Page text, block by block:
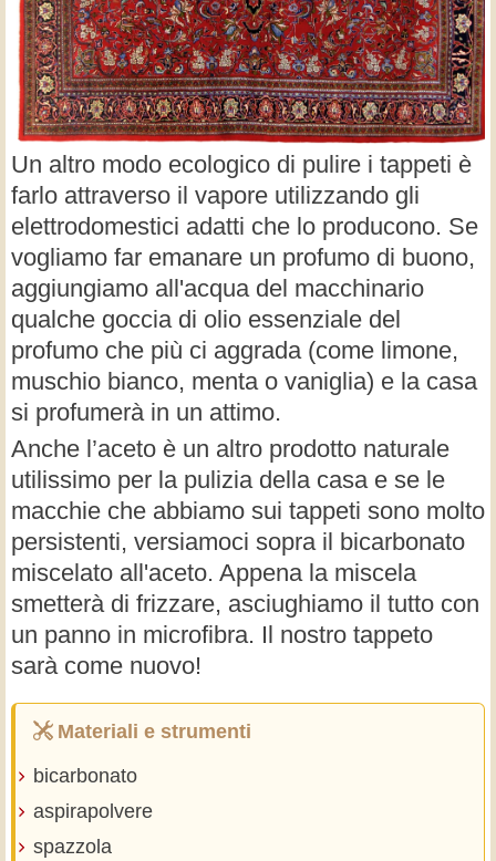
Un altro modo ecologico di pulire i tappeti è
farlo attraverso il vapore utilizzando gli
elettrodomestici adatti che lo producono. Se
vogliamo far emanare un profumo di buono,
aggiungiamo all'acqua del macchinario
qualche goccia di olio essenziale del
profumo che più ci aggrada (come limone,
muschio bianco, menta o vaniglia) e la casa
si profumerà in un attimo.
Anche l’aceto è un altro prodotto naturale
utilissimo per la pulizia della casa e se le
macchie che abbiamo sui tappeti sono molto
persistenti, versiamoci sopra il bicarbonato
miscelato all'aceto. Appena la miscela
smetterà di frizzare, asciughiamo il tutto con
un panno in microfibra. Il nostro tappeto
sarà come nuovo!
Materiali e strumenti
bicarbonato
aspirapolvere
spazzola